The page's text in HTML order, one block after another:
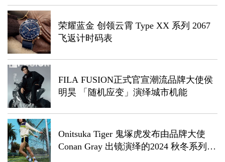
荣耀蓝金 创领云霄 Type XX 系列 2067
飞返计时码表
FILA FUSION正式官宣潮流品牌大使侯
明昊 「随机应变」演绎城市机能
Onitsuka Tiger 鬼塚虎发布由品牌大使
Conan Gray 出镜演绎的2024 秋冬系列广